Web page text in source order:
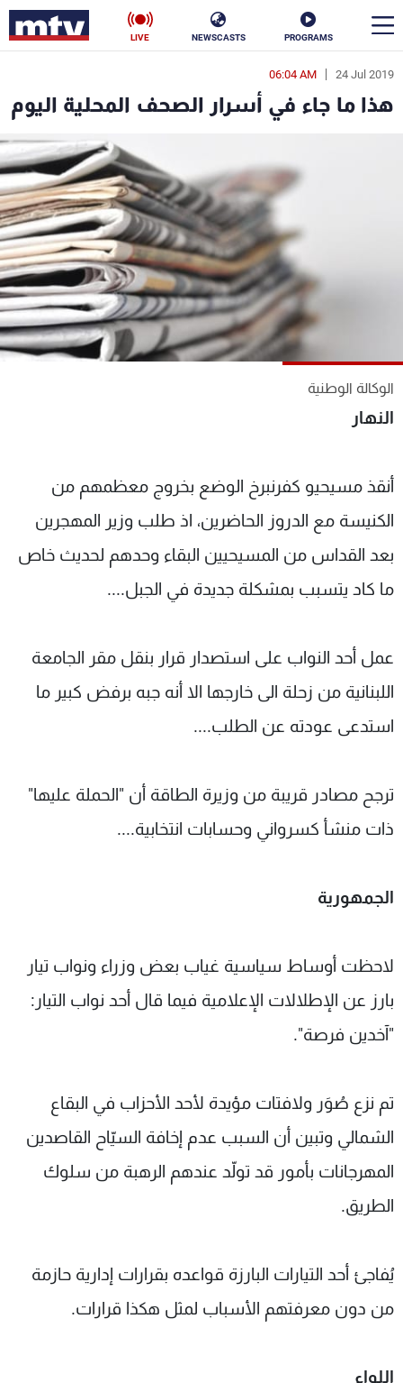
PROGRAMS
NEWSCASTS
LIVE
24 Jul 2019
06:04 AM
هذا ما جاء في أسرار الصحف المحلية اليوم
الوكالة الوطنية
النهار
أنقذ مسيحيو كفرنبرخ الوضع بخروج معظمهم من
الكنيسة مع الدروز الحاضرين، اذ طلب وزير المهجرين
بعد القداس من المسيحيين البقاء وحدهم لحديث خاص
ما كاد يتسبب بمشكلة جديدة في الجبل....
عمل أحد النواب على استصدار قرار بنقل مقر الجامعة
اللبنانية من زحلة الى خارجها الا أنه جبه برفض كبير ما
استدعى عودته عن الطلب....
ترجح مصادر قريبة من وزيرة الطاقة أن "الحملة عليها"
ذات منشأ كسرواني وحسابات انتخابية....
الجمهورية
لاحظت أوساط سياسية غياب بعض وزراء ونواب تيار
بارز عن الإطلالات الإعلامية فيما قال أحد نواب التيار:
"آخدين فرصة".
تم نزع صُوَر ولافتات مؤيدة لأحد الأحزاب في البقاع
الشمالي وتبين أن السبب عدم إخافة السيّاح القاصدين
المهرجانات بأمور قد تولّد عندهم الرهبة من سلوك
الطريق.
يُفاجئ أحد التيارات البارزة قواعده بقرارات إدارية حازمة
من دون معرفتهم الأسباب لمثل هكذا قرارات.
اللواء
en
الأخبار
ناس
فن
رياضة
كأس العالم
جدول البرامج
شاهد البرامج
الإنـتـاج
تواصل معنا
سياسة الخصوصية